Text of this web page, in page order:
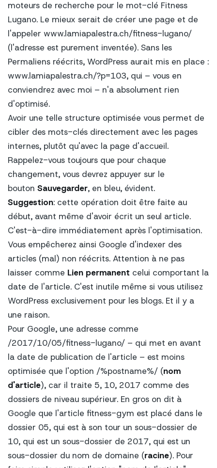
moteurs de recherche pour le mot-clé Fitness
Lugano. Le mieux serait de créer une page et de
l'appeler www.lamiapalestra.ch/fitness-lugano/
(l'adresse est purement inventée). Sans les
Permaliens réécrits, WordPress aurait mis en place :
www.lamiapalestra.ch/?p=103, qui – vous en
conviendrez avec moi – n'a absolument rien
d'optimisé.
Avoir une telle structure optimisée vous permet de
cibler des mots-clés directement avec les pages
internes, plutôt qu'avec la page d'accueil.
Rappelez-vous toujours que pour chaque
changement, vous devrez appuyer sur le
bouton Sauvegarder, en bleu, évident.
Suggestion: cette opération doit être faite au
début, avant même d'avoir écrit un seul article.
C'est-à-dire immédiatement après l'optimisation.
Vous empêcherez ainsi Google d'indexer des
articles (mal) non réécrits. Attention à ne pas
laisser comme Lien permanent celui comportant la
date de l'article. C'est inutile même si vous utilisez
WordPress exclusivement pour les blogs. Et il y a
une raison.
Pour Google, une adresse comme
/2017/10/05/fitness-lugano/ – qui met en avant
la date de publication de l'article – est moins
optimisée que l'option /%postname%/ (nom
d'article), car il traite 5, 10, 2017 comme des
dossiers de niveau supérieur. En gros on dit à
Google que l'article fitness-gym est placé dans le
dossier 05, qui est à son tour un sous-dossier de
10, qui est un sous-dossier de 2017, qui est un
sous-dossier du nom de domaine (racine). Pour